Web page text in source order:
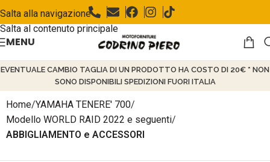
Salta alla navigazione
Salta al contenuto principale
MENU
EVENTUALE CAMBIO TAGLIA DI UN PRODOTTO HA COSTO DI 20€ * NON
SONO DISPONIBILI SPEDIZIONI FUORI ITALIA
Home/YAMAHA TENERE' 700/
Modello WORLD RAID 2022 e seguenti/
ABBIGLIAMENTO e ACCESSORI